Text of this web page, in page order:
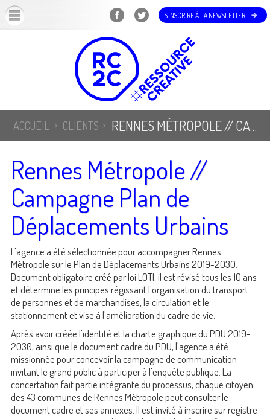
S'INSCRIRE À LA NEWSLETTER
ACCUEIL CLIENTS RENNES MÉTROPOLE // CAMPAGNE PLAN DE DÉPLACEMENTS URBAINS
Rennes Métropole //
Campagne Plan de
Déplacements Urbains
L'agence a été sélectionnée pour accompagner Rennes
Métropole sur le Plan de Déplacements Urbains 2019-2030.
Document obligatoire créé par loi LOTI, il est révisé tous les 10 ans
et détermine les principes régissant l'organisation du transport
de personnes et de marchandises, la circulation et le
stationnement et vise à l'amélioration du cadre de vie.
Après avoir créée l'identité et la charte graphique du PDU 2019-
2030, ainsi que le document cadre du PDU, l'agence a été
missionnée pour concevoir la campagne de communication
invitant le grand public à participer à l'enquête publique. La
concertation fait partie intégrante du processus, chaque citoyen
des 43 communes de Rennes Métropole peut consulter le
document cadre et ses annexes. Il est invité à inscrire sur registre